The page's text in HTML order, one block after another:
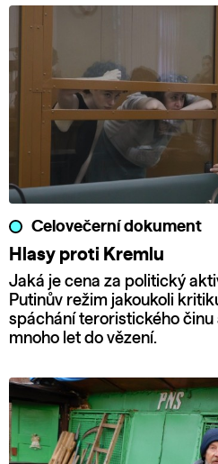
Celovečerní dokument
Hlasy proti Kremlu
Jaká je cena za politický
Putinův režim jakoukoli
spáchání teroristického činu
mnoho let do vězení.